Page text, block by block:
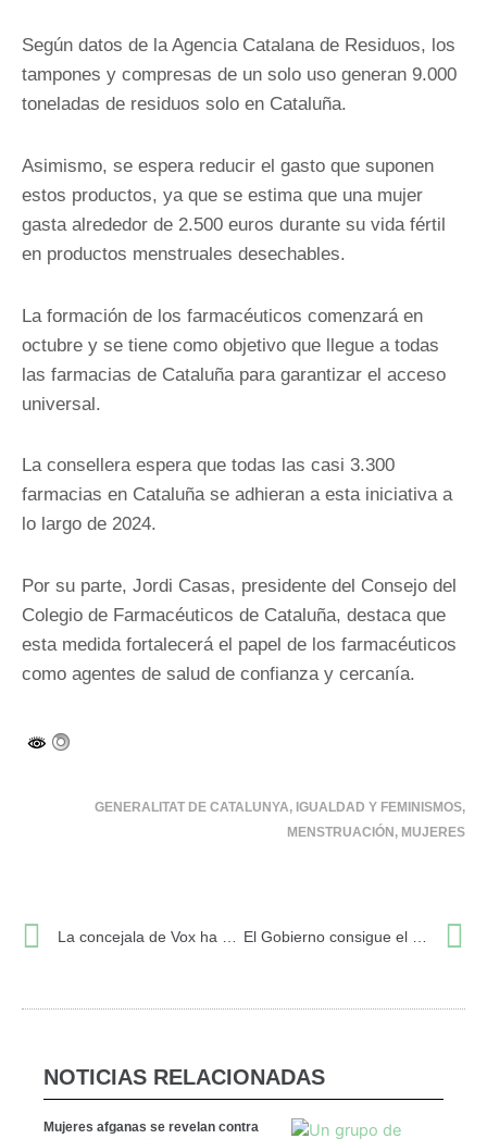
Según datos de la Agencia Catalana de Residuos, los
tampones y compresas de un solo uso generan 9.000
toneladas de residuos solo en Cataluña.
Asimismo, se espera reducir el gasto que suponen
estos productos, ya que se estima que una mujer
gasta alrededor de 2.500 euros durante su vida fértil
en productos menstruales desechables.
La formación de los farmacéuticos comenzará en
octubre y se tiene como objetivo que llegue a todas
las farmacias de Cataluña para garantizar el acceso
universal.
La consellera espera que todas las casi 3.300
farmacias en Cataluña se adhieran a esta iniciativa a
lo largo de 2024.
Por su parte, Jordi Casas, presidente del Consejo del
Colegio de Farmacéuticos de Cataluña, destaca que
esta medida fortalecerá el papel de los farmacéuticos
como agentes de salud de confianza y cercanía.
GENERALITAT DE CATALUNYA, IGUALDAD Y FEMINISMOS,
MENSTRUACIÓN, MUJERES
NOTICIAS RELACIONADAS
Mujeres afganas se revelan contra